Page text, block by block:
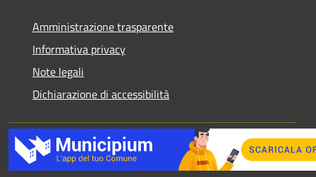
Amministrazione trasparente
Informativa privacy
Note legali
Dichiarazione di accessibilità